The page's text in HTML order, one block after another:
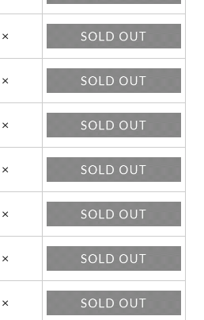
×
×
×
×
×
×
×